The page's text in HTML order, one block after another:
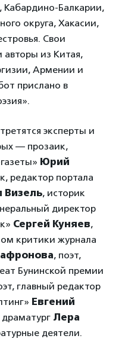
Кабардино-Балкарии,
округа, Хакасии,
Свои
авторы из Китая,
Армении и
прислано в
эксперты и
— прозаик,
Юрий
редактор портала
Визель, историк
директор
Сергей Куняев,
критики журнала
, поэт,
Бунинской премии
главный редактор
Евгений
Лера
деятели.